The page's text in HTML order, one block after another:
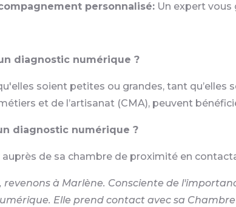
personnalisé: Un expert vous
diagnostic numérique ?
soient petites ou grandes, tant
et de l’artisanat (CMA), peuvent
diagnostic numérique ?
de sa chambre de proximité en
revenons à Marlène. Consciente de
Elle prend contact avec sa